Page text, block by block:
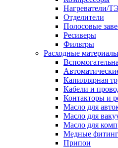
Нагреватели/
Отделители
Полосовые
Ресиверы
Фильтры
Расходные материалы
Капиллярная
Кабели и
Контакторы и
Масло для
Масло для
Масло для
Медные
Припои